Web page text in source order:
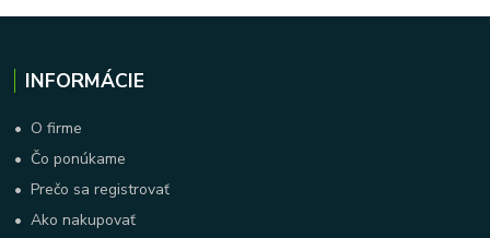
INFORMÁCIE
• O firme
• Čo ponúkame
•Prečo sa registrovať
•Ako nakupovať